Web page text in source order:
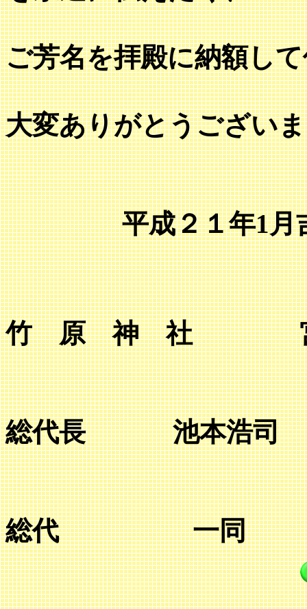
ご芳名を拝殿に納額し
大変ありがとうござい
平成２１年1月
竹 原 神 社
総代長 池本浩司
総代 一同